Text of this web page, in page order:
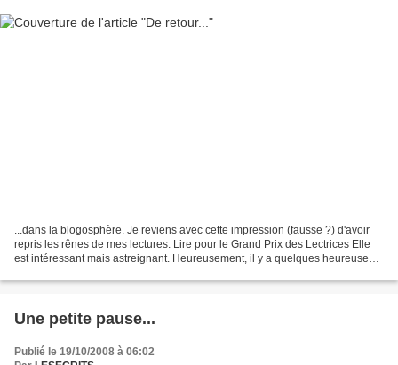
...dans la blogosphère. Je reviens avec cette impression (fausse ?) d'avoir
repris les rênes de mes lectures. Lire pour le Grand Prix des Lectrices Elle
est intéressant mais astreignant. Heureusement, il y a quelques heureuses
Une petite pause...
Publié le 19/10/2008 à 06:02